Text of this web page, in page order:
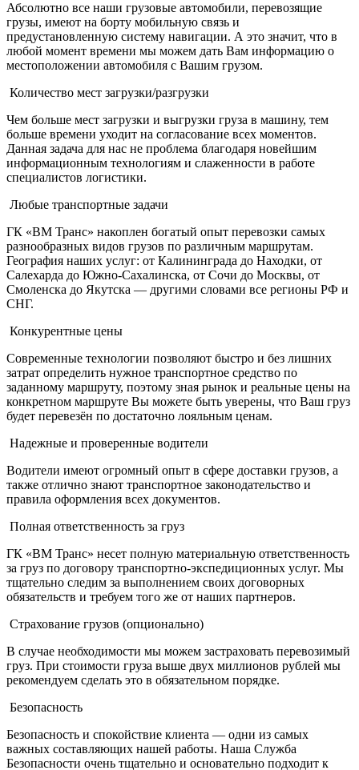
Абсолютно все наши грузовые автомобили, перевозящие
грузы, имеют на борту мобильную связь и
предустановленную систему навигации. А это значит, что в
любой момент времени мы можем дать Вам информацию о
местоположении автомобиля с Вашим грузом.
Количество мест загрузки/разгрузки
Чем больше мест загрузки и выгрузки груза в машину, тем
больше времени уходит на согласование всех моментов.
Данная задача для нас не проблема благодаря новейшим
информационным технологиям и слаженности в работе
специалистов логистики.
Любые транспортные задачи
ГК «ВМ Транс» накоплен богатый опыт перевозки самых
разнообразных видов грузов по различным маршрутам.
География наших услуг: от Калининграда до Находки, от
Салехарда до Южно-Сахалинска, от Сочи до Москвы, от
Смоленска до Якутска — другими словами все регионы РФ и
СНГ.
Конкурентные цены
Современные технологии позволяют быстро и без лишних
затрат определить нужное транспортное средство по
заданному маршруту, поэтому зная рынок и реальные цены на
конкретном маршруте Вы можете быть уверены, что Ваш груз
будет перевезён по достаточно лояльным ценам.
Надежные и проверенные водители
Водители имеют огромный опыт в сфере доставки грузов, а
также отлично знают транспортное законодательство и
правила оформления всех документов.
Полная ответственность за груз
ГК «ВМ Транс» несет полную материальную ответственность
за груз по договору транспортно-экспедиционных услуг. Мы
тщательно следим за выполнением своих договорных
обязательств и требуем того же от наших партнеров.
Страхование грузов (опционально)
В случае необходимости мы можем застраховать перевозимый
груз. При стоимости груза выше двух миллионов рублей мы
рекомендуем сделать это в обязательном порядке.
Безопасность
Безопасность и спокойствие клиента — одни из самых
важных составляющих нашей работы. Наша Служба
Безопасности очень тщательно и основательно подходит к